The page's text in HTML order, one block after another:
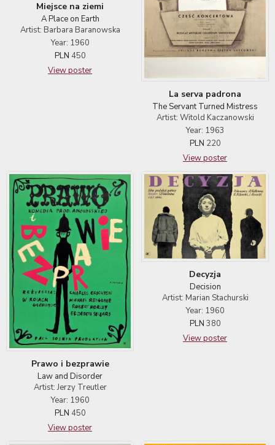
Miejsce na ziemi
A Place on Earth
Artist: Barbara Baranowska
Year: 1960
PLN 450
View poster
La serva padrona
The Servant Turned Mistress
Artist: Witold Kaczanowski
Year: 1963
PLN 220
View poster
Prawo i bezprawie
Law and Disorder
Artist: Jerzy Treutler
Year: 1960
PLN 450
View poster
Decyzja
Decision
Artist: Marian Stachurski
Year: 1960
PLN 380
View poster